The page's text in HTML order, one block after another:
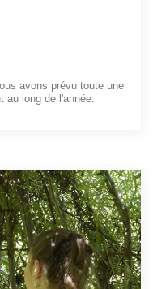
avons prévu toute une
au long de l'année.